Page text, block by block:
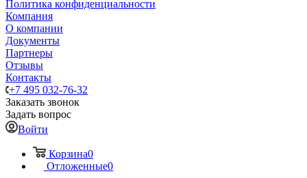
Политика конфиденциальности
Компания
О компании
Документы
Партнеры
Отзывы
Контакты
+7 495 032-76-32
Заказать звонок
Задать вопрос
Войти
Корзина0
Отложенные0